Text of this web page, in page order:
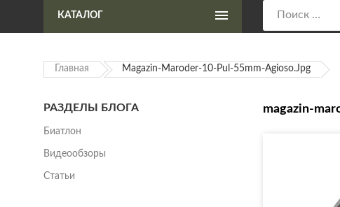
КАТАЛОГ
Главная Magazin-Maroder-10-Pul-55mm-Agioso.jpg
magazin-
РАЗДЕЛЫ БЛОГА
Биатлон
Видеообзоры
Статьи